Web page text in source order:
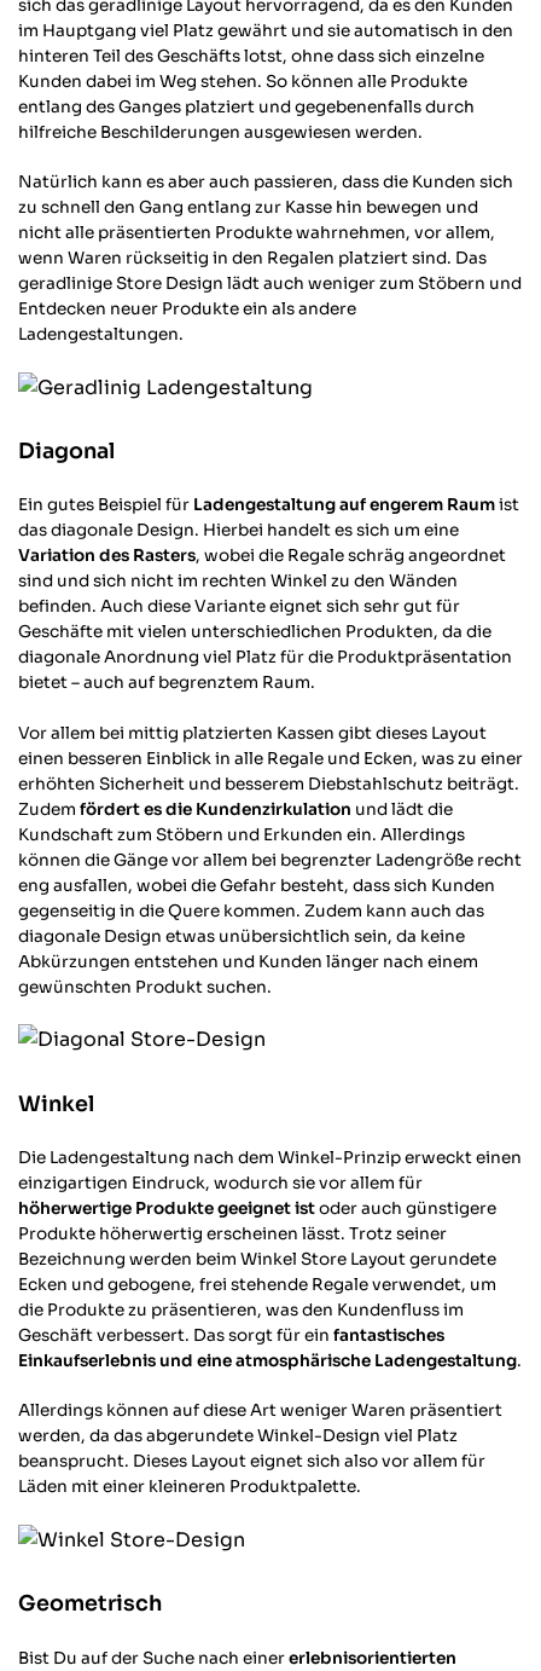
sich das geradlinige Layout hervorragend, da es den Kunden
im Hauptgang viel Platz gewährt und sie automatisch in den
hinteren Teil des Geschäfts lotst, ohne dass sich einzelne
Kunden dabei im Weg stehen. So können alle Produkte
entlang des Ganges platziert und gegebenenfalls durch
hilfreiche Beschilderungen ausgewiesen werden.
Natürlich kann es aber auch passieren, dass die Kunden sich
zu schnell den Gang entlang zur Kasse hin bewegen und
nicht alle präsentierten Produkte wahrnehmen, vor allem,
wenn Waren rückseitig in den Regalen platziert sind. Das
geradlinige Store Design lädt auch weniger zum Stöbern und
Entdecken neuer Produkte ein als andere
Ladengestaltungen.
Diagonal
Ein gutes Beispiel für Ladengestaltung auf engerem Raumist
das diagonale Design. Hierbei handelt es sich um eine
Variation des Rasters, wobei die Regale schräg angeordnet
sind und sich nicht im rechten Winkel zu den Wänden
befinden. Auch diese Variante eignet sich sehr gut für
Geschäfte mit vielen unterschiedlichen Produkten, da die
diagonale Anordnung viel Platz für die Produktpräsentation
bietet – auch auf begrenztem Raum.
Vor allem bei mittig platzierten Kassen gibt dieses Layout
einen besseren Einblick in alle Regale und Ecken, was zu einer
erhöhten Sicherheit und besserem Diebstahlschutz beiträgt.
Zudem fördert es die Kundenzirkulation und lädt die
Kundschaft zum Stöbern und Erkunden ein. Allerdings
können die Gänge vor allem bei begrenzter Ladengröße recht
eng ausfallen, wobei die Gefahr besteht, dass sich Kunden
gegenseitig in die Quere kommen. Zudem kann auch das
diagonale Design etwas unübersichtlich sein, da keine
Abkürzungen entstehen und Kunden länger nach einem
gewünschten Produkt suchen.
Winkel
Die Ladengestaltung nach dem Winkel-Prinzip erweckt einen
einzigartigen Eindruck, wodurch sie vor allem für
höherwertige Produkte geeignet istoder auch günstigere
Produkte höherwertig erscheinen lässt. Trotz seiner
Bezeichnung werden beim Winkel Store Layout gerundete
Ecken und gebogene, frei stehende Regale verwendet, um
die Produkte zu präsentieren, was den Kundenfluss im
Geschäft verbessert. Das sorgt für ein fantastisches
Einkaufserlebnis und eine atmosphärische Ladengestaltung.
Allerdings können auf diese Art weniger Waren präsentiert
werden, da das abgerundete Winkel-Design viel Platz
beansprucht. Dieses Layout eignet sich also vor allem für
Läden mit einer kleineren Produktpalette.
Geometrisch
Bist Du auf der Suche nach einererlebnisorientierten
4,64Rating 868Bewertungen
Anonym
Alles gut von Lieferung bis zur Qualität.
Hilfreich? Ja Teilen
Twitter
Facebook
Oberhausen, DE, 30.3.2026
Robert W
stylisch, aber für 60 x 60 x 40 180 EUR ....
Wandhalterung wäre cool, dann könnt man
die auch ordentlich fest drehen
Hilfreich? Ja Teilen
Twitter
Facebook
Potsdam, DE,
Anonym
Verifizierter Kunde
Auftragsbearbeitung.
Hilfreich? Ja Teilen
Facebook
Gaggenau, DE, 28.1.2026
Michele D
Verifizierter Kunde
Schnell und geliefert, alles top👍Tolle
Garderobenstange auf Maß. Sehr stabil
und sieht hochwertig aus. Bin sehr
zufrieden
Hilfreich? Ja
Verifizierter Kunde
Alles Spitze. Produkt wie beschrieben und
schnelle Lieferung! Dieses Industrie-
Design passt perfekt in meinen Wohnung.
Hilfreich? Ja Teilen
Twitter
Facebook
Berlin, DE, 7.1.2026
Irina B
Einfache Bestellung und schneller Versand.
Gut verpackt und alles vorhanden
Hilfreich? Ja Teilen
Twitter
Facebook
Rostock, DE, 29.12.2025
Anonym